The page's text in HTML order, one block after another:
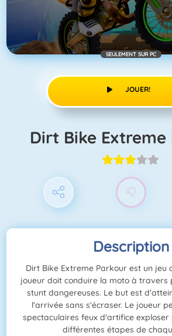
SEULEMENT SUR PC
JOUER!
Dirt Bike
Description
Dirt Bike Extreme Parkour est un jeu
joueur doit conduire la moto à travers
stunt dangereuses. Le but est
l'arrivée sans s'écraser. Le joueur
spectaculaires feux d'artifice
différentes étapes de